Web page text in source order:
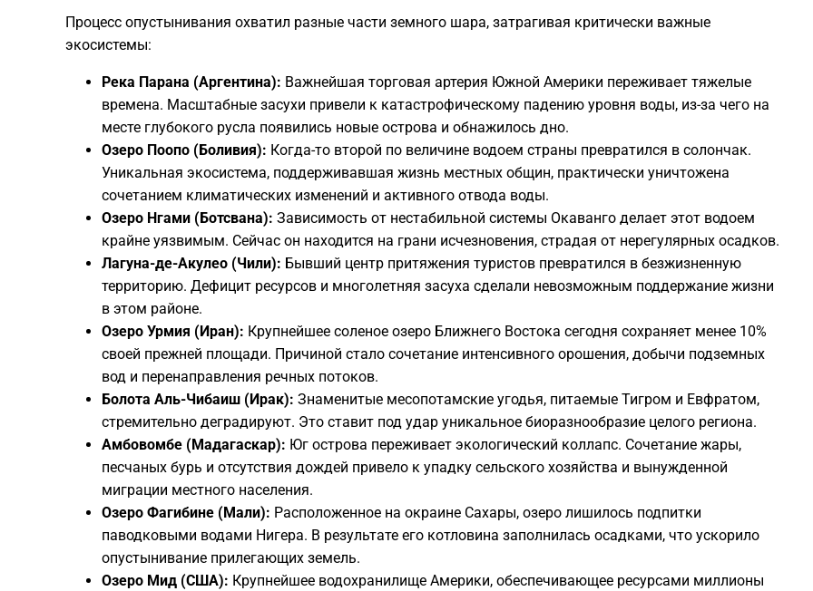
​Процесс опустынивания охватил разные части земного шара, затрагивая критически важные
экосистемы:
Река Парана (Аргентина): Важнейшая торговая артерия Южной Америки переживает тяжелые
времена. Масштабные засухи привели к катастрофическому падению уровня воды, из-за чего на
месте глубокого русла появились новые острова и обнажилось дно.
Озеро Поопо (Боливия): Когда-то второй по величине водоем страны превратился в солончак.
Уникальная экосистема, поддерживавшая жизнь местных общин, практически уничтожена
сочетанием климатических изменений и активного отвода воды.
Озеро Нгами (Ботсвана): Зависимость от нестабильной системы Окаванго делает этот водоем
крайне уязвимым. Сейчас он находится на грани исчезновения, страдая от нерегулярных осадков.
Лагуна-де-Акулео (Чили): Бывший центр притяжения туристов превратился в безжизненную
территорию. Дефицит ресурсов и многолетняя засуха сделали невозможным поддержание жизни
в этом районе.
Озеро Урмия (Иран): Крупнейшее соленое озеро Ближнего Востока сегодня сохраняет менее 10%
своей прежней площади. Причиной стало сочетание интенсивного орошения, добычи подземных
вод и перенаправления речных потоков.
Болота Аль-Чибаиш (Ирак): Знаменитые месопотамские угодья, питаемые Тигром и Евфратом,
стремительно деградируют. Это ставит под удар уникальное биоразнообразие целого региона.
Амбовомбе (Мадагаскар): Юг острова переживает экологический коллапс. Сочетание жары,
песчаных бурь и отсутствия дождей привело к упадку сельского хозяйства и вынужденной
миграции местного населения.
Озеро Фагибине (Мали): Расположенное на окраине Сахары, озеро лишилось подпитки
паводковыми водами Нигера. В результате его котловина заполнилась осадками, что ускорило
опустынивание прилегающих земель.
Озеро Мид (США): Крупнейшее водохранилище Америки, обеспечивающее ресурсами миллионы